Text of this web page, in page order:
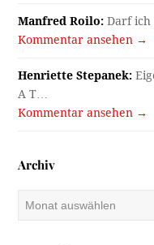
Manfred Roilo: Darf ich
Kommentar ansehen →
Henriette Stepanek:
A T…
Kommentar ansehen →
Archiv